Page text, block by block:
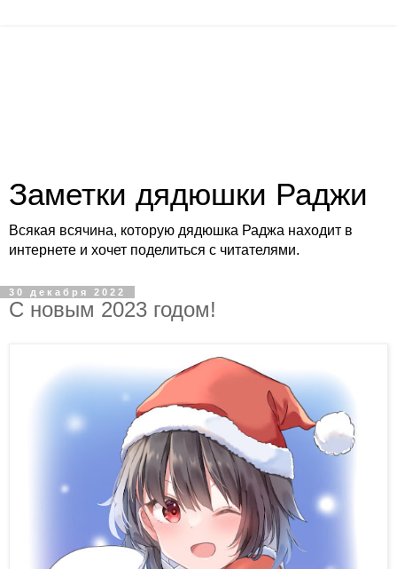
Заметки дядюшки Раджи
Всякая всячина, которую дядюшка Раджа находит в
интернете и хочет поделиться с читателями.
30 декабря 2022
С новым 2023 годом!